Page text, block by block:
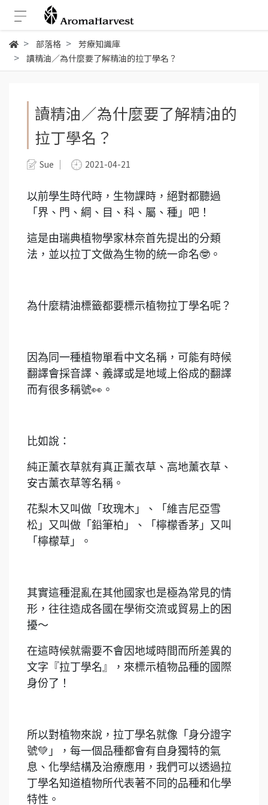
部落格
芳療知識庫
讀精油／為什麼要了解精油的拉丁學名？
讀精油／為什麼要了解精油的
拉丁學名？
Sue 2021-04-21
以前學生時代時，生物課時，絕對都聽過
「界、門、綱、目、科、屬、種」吧！
這是由瑞典植物學家林奈首先提出的分類
法，並以拉丁文做為生物的統一命名🤓。
為什麼精油標籤都要標示植物拉丁學名呢？
因為同一種植物單看中文名稱，可能有時候
翻譯會採音譯、義譯或是地域上俗成的翻譯
而有很多稱號👀。
比如說：
純正薰衣草就有真正薰衣草、高地薰衣草、
安古薰衣草等名稱。
花梨木又叫做「玫瑰木」、「維吉尼亞雪
松」又叫做「鉛筆柏」、「檸檬香茅」又叫
「檸檬草」。
其實這種混亂在其他國家也是極為常見的情
形，往往造成各國在學術交流或貿易上的困
擾～
在這時候就需要不會因地域時間而所差異的
文字『拉丁學名』，來標示植物品種的國際
身份了！
所以對植物來說，拉丁學名就像「身分證字
號💚」，每一個品種都會有自身獨特的氣
息、化學結構及治療應用，我們可以透過拉
丁學名知道植物所代表著不同的品種和化學
特性。